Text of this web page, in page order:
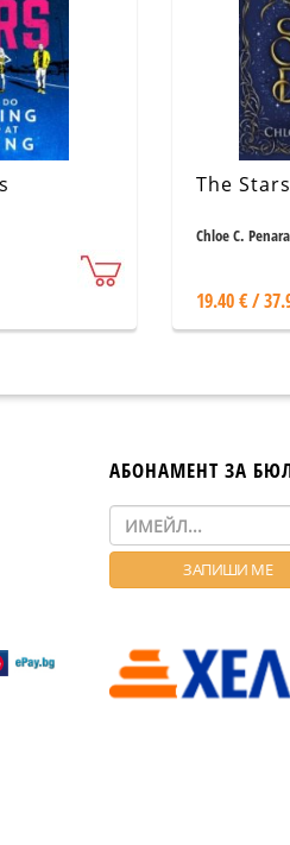
The
Chloe C.
19.40 € /
АБОНАМЕНТ ЗА